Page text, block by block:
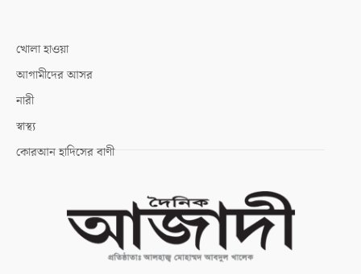
খোলা হাওয়া
আগামীদের আসর
নারী
স্বাস্থ্য
কোরআন হাদিসের বাণী